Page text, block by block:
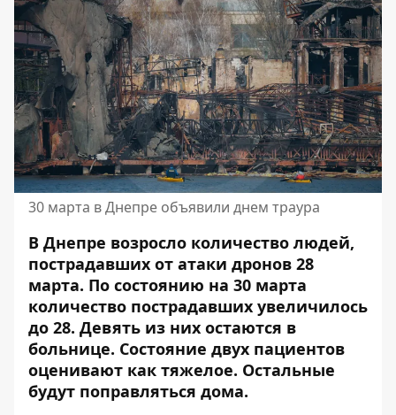
30 марта в Днепре объявили днем ​​траура
В Днепре возросло количество людей,
пострадавших от атаки дронов 28
марта. По состоянию на 30 марта
количество пострадавших увеличилось
до 28. Девять из них остаются в
больнице. Состояние двух пациентов
оценивают как тяжелое. Остальные
будут поправляться дома.